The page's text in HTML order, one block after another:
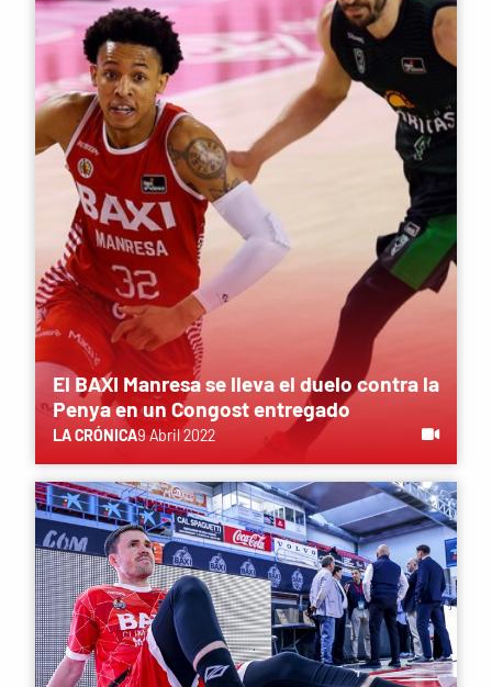
El BAXI Manresa se lleva el duelo contra la
Penya en un Congost entregado
LA CRÓNICA9 Abril 2022